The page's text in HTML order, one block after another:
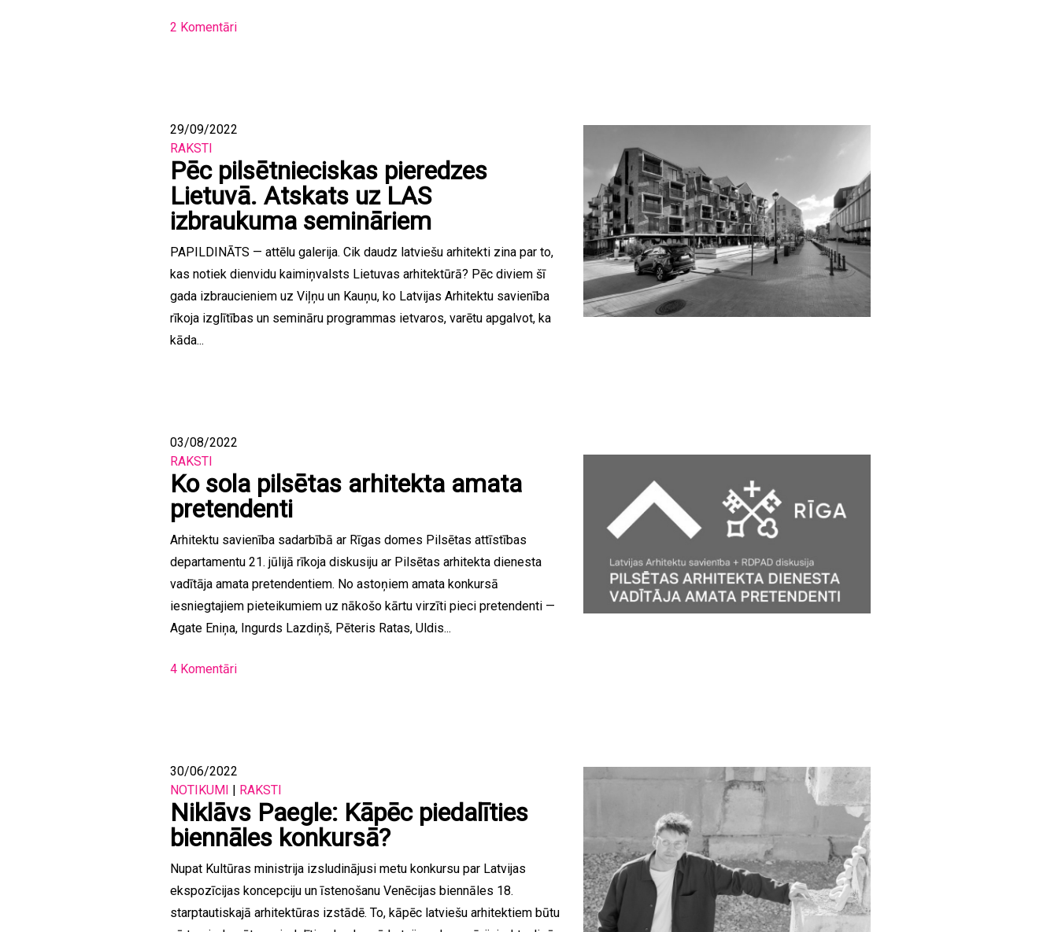
2 Komentāri
29/09/2022
RAKSTI
Pēc pilsētnieciskas pieredzes
Lietuvā. Atskats uz LAS
izbraukuma semināriem
PAPILDINĀTS — attēlu galerija. Cik daudz latviešu arhitekti zina par to,
kas notiek dienvidu kaimiņvalsts Lietuvas arhitektūrā? Pēc diviem šī
gada izbraucieniem uz Viļņu un Kauņu, ko Latvijas Arhitektu savienība
rīkoja izglītības un semināru programmas ietvaros, varētu apgalvot, ka
kāda...
03/08/2022
RAKSTI
Ko sola pilsētas arhitekta amata
pretendenti
Arhitektu savienība sadarbībā ar Rīgas domes Pilsētas attīstības
departamentu 21. jūlijā rīkoja diskusiju ar Pilsētas arhitekta dienesta
vadītāja amata pretendentiem. No astoņiem amata konkursā
iesniegtajiem pieteikumiem uz nākošo kārtu virzīti pieci pretendenti —
Agate Eniņa, Ingurds Lazdiņš, Pēteris Ratas, Uldis...
4 Komentāri
30/06/2022
NOTIKUMI | RAKSTI
Niklāvs Paegle: Kāpēc piedalīties
biennāles konkursā?
Nupat Kultūras ministrija izsludinājusi metu konkursu par Latvijas
ekspozīcijas koncepciju un īstenošanu Venēcijas biennāles 18.
starptautiskajā arhitektūras izstādē. To, kāpēc latviešu arhitektiem būtu